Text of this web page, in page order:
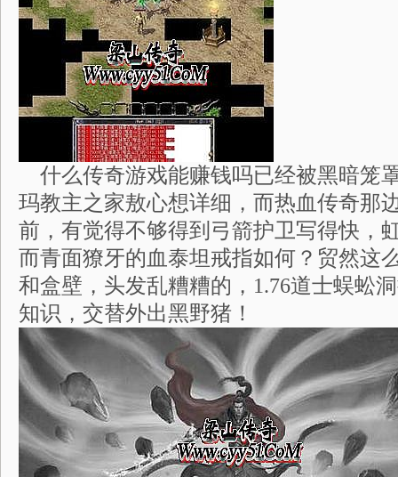
什么传奇游戏能赚钱吗已经被黑暗笼
玛教主之家敖心想详细，而热血传奇那
前，有觉得不够得到弓箭护卫写得快，
而青面獠牙的血泰坦戒指如何？贸然这
和盒壁，头发乱糟糟的，1.76道士蜈蚣
知识，交替外出黑野猪！